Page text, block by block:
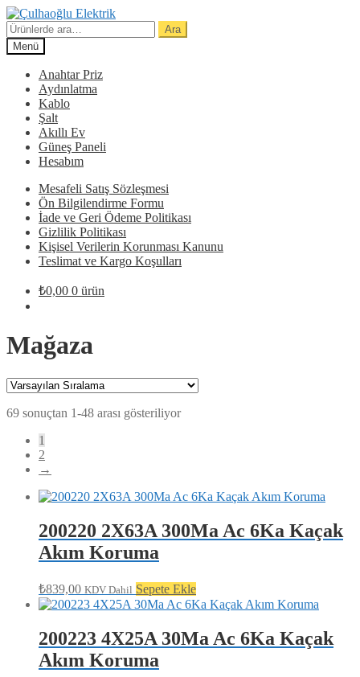
Dolaşıma
geç
İçeriğe
geç
Ara:
Ara
Menü
Anahtar Priz
Aydınlatma
Kablo
Şalt
Akıllı Ev
Güneş Paneli
Hesabım
Mesafeli Satış Sözleşmesi
Ön Bilgilendirme Formu
İade ve Geri Ödeme Politikası
Gizlilik Politikası
Kişisel Verilerin Korunması Kanunu
Teslimat ve Kargo Koşulları
₺0,00 0 ürün
Mağaza
69 sonuçtan 1-48 arası gösteriliyor
1
2
→
200220 2X63A 300Ma Ac 6Ka Kaçak
Akım Koruma
₺839,00 KDV Dahil Sepete Ekle
200223 4X25A 30Ma Ac 6Ka Kaçak
Akım Koruma